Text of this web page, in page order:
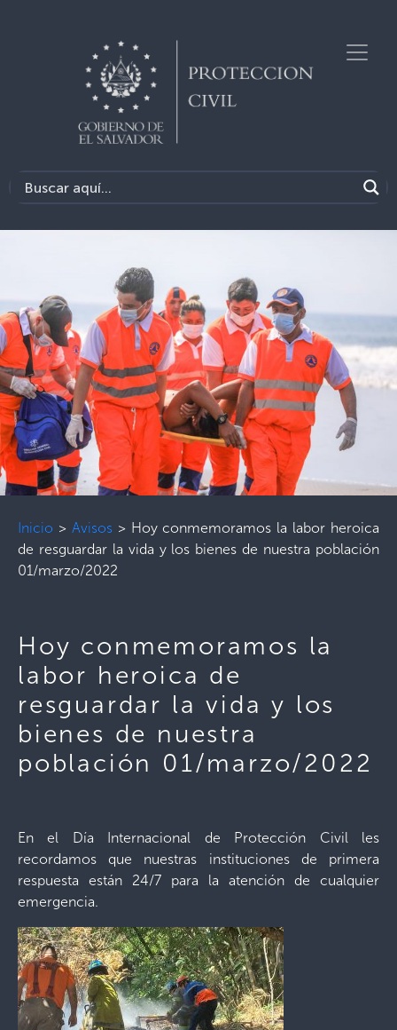
Inicio > Avisos> Hoy conmemoramos la labor heroica
de resguardar la vida y los bienes de nuestra población
01/marzo/2022
Hoy conmemoramos la
labor heroica de
resguardar la vida y los
bienes de nuestra
población 01/marzo/2022
En el Día Internacional de Protección Civil les
recordamos que nuestras instituciones de primera
respuesta están 24/7 para la atención de cualquier
emergencia.